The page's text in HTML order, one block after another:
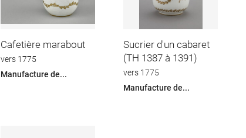
Cafetière marabout
vers 1775
Manufacture de...
Sucrier d'un cabaret
(TH 1387 à 1391)
vers 1775
Manufacture de...